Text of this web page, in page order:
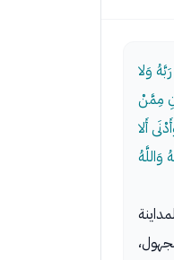
وَلا
مِمَّنْ
أَلا
وَاللَّهُ